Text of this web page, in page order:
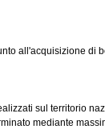
all'acquisizione di
sul territorio
mediante